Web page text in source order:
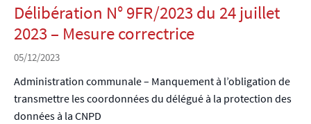
Délibération N° 9FR/2023 du 24 juillet
2023 – Mesure correctrice
05/12/2023
Administration communale – Manquement à l’obligation de
transmettre les coordonnées du délégué à la protection des
données à la CNPD